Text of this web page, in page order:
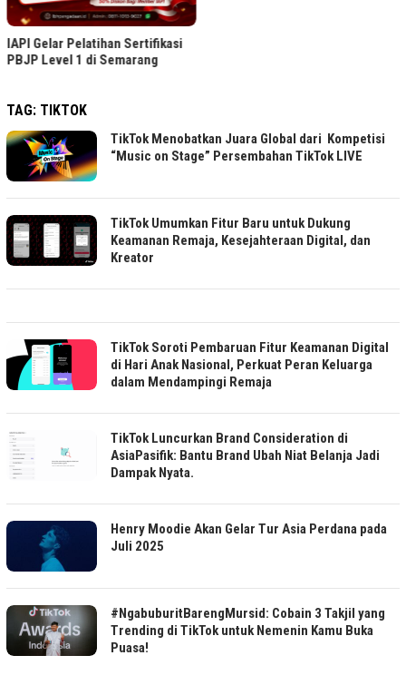
IAPI Gelar Pelatihan Sertifikasi
PBJP Level 1 di Semarang
TAG: TIKTOK
TikTok Menobatkan Juara Global dari Kompetisi
“Music on Stage” Persembahan TikTok LIVE
TikTok Umumkan Fitur Baru untuk Dukung
Keamanan Remaja, Kesejahteraan Digital, dan
Kreator
TikTok Soroti Pembaruan Fitur Keamanan Digital
di Hari Anak Nasional, Perkuat Peran Keluarga
dalam Mendampingi Remaja
TikTok Luncurkan Brand Consideration di
AsiaPasifik: Bantu Brand Ubah Niat Belanja Jadi
Dampak Nyata.
Henry Moodie Akan Gelar Tur Asia Perdana pada
Juli 2025
#NgabuburitBarengMursid: Cobain 3 Takjil yang
Trending di TikTok untuk Nemenin Kamu Buka
Puasa!